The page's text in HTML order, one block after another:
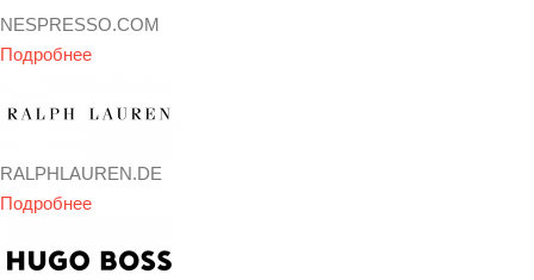
NESPRESSO.COM
Подробнее
RALPHLAUREN.DE
Подробнее